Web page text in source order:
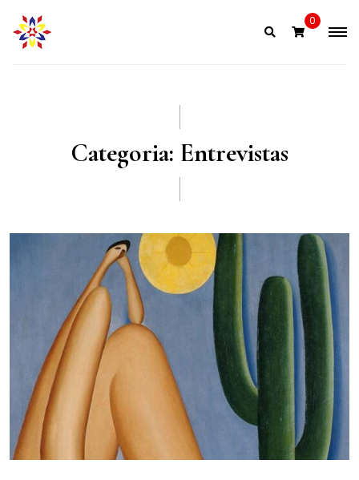
content
0
Categoria: Entrevistas